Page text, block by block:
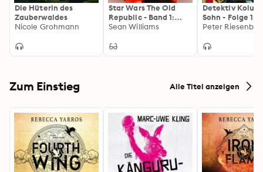
Die Hüterin des
Zauberwaldes
Nicole Grohmann
Star Wars The Old
Republic - Band 1:
Eine unheilvolle
Sean Williams
Detektiv
Sohn - Folge 1:
Geld für falsche
Peter
Zum Einstieg Alle Titel anzeigen